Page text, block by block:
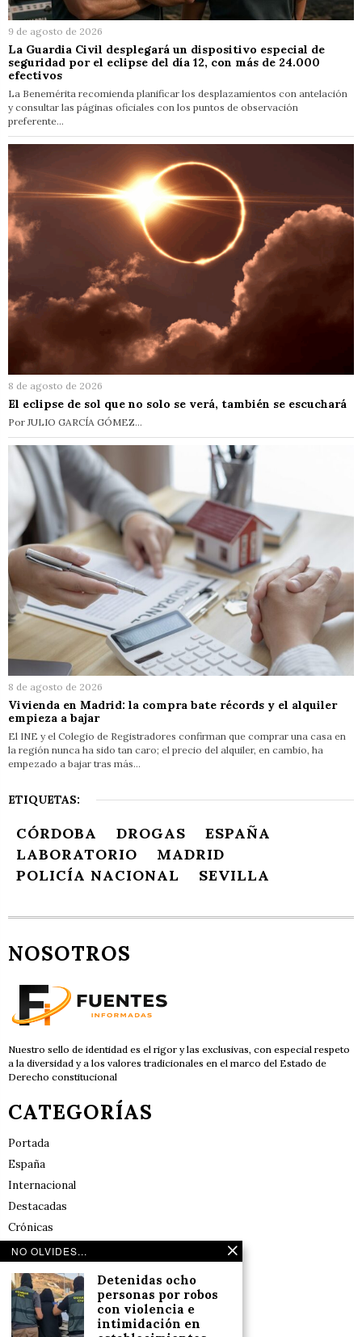
9 de agosto de 2026
La Guardia Civil desplegará un dispositivo especial de
seguridad por el eclipse del día 12, con más de 24.000
efectivos
La Benemérita recomienda planificar los desplazamientos con antelación
y consultar las páginas oficiales con los puntos de observación
preferente…
8 de agosto de 2026
El eclipse de sol que no solo se verá, también se escuchará
Por JULIO GARCÍA GÓMEZ…
8 de agosto de 2026
Vivienda en Madrid: la compra bate récords y el alquiler
empieza a bajar
El INE y el Colegio de Registradores confirman que comprar una casa en
la región nunca ha sido tan caro; el precio del alquiler, en cambio, ha
empezado a bajar tras más…
ETIQUETAS:
CÓRDOBA DROGAS
ESPAÑA
LABORATORIO
MADRID
POLICÍA NACIONAL
SEVILLA
NOSOTROS
Nuestro sello de identidad es el rigor y las exclusivas, con especial respeto
a la diversidad y a los valores tradicionales en el marco del Estado de
Derecho constitucional
CATEGORÍAS
Portada
España
Internacional
Destacadas
Crónicas
Noticias de deportes en España
Reflexiones
LINKS
NO OLVIDES...
Detenidas ocho
personas por robos
con violencia e
intimidación en